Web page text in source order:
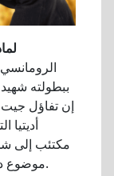
ببطولته
إن تفاؤل جيت
أديتيا
مكتئب إلى
موضوع ديوالي المتمثل في النور الذي يبدد الظلام.